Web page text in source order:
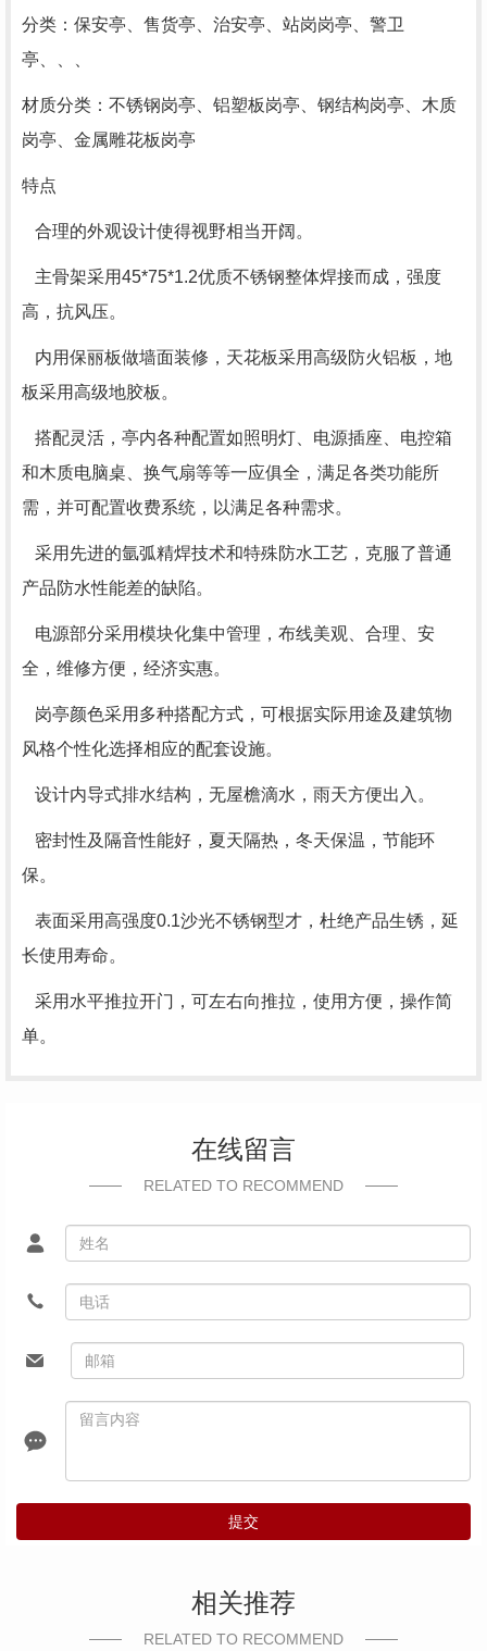
分类：保安亭、售货亭、治安亭、站岗岗亭、警卫
亭、、、
材质分类：不锈钢岗亭、铝塑板岗亭、钢结构岗亭、木质
岗亭、金属雕花板岗亭
特点
合理的外观设计使得视野相当开阔。
主骨架采用45*75*1.2优质不锈钢整体焊接而成，强度
高，抗风压。
内用保丽板做墙面装修，天花板采用高级防火铝板，地
板采用高级地胶板。
搭配灵活，亭内各种配置如照明灯、电源插座、电控箱
和木质电脑桌、换气扇等等一应俱全，满足各类功能所
需，并可配置收费系统，以满足各种需求。
采用先进的氩弧精焊技术和特殊防水工艺，克服了普通
产品防水性能差的缺陷。
电源部分采用模块化集中管理，布线美观、合理、安
全，维修方便，经济实惠。
岗亭颜色采用多种搭配方式，可根据实际用途及建筑物
风格个性化选择相应的配套设施。
设计内导式排水结构，无屋檐滴水，雨天方便出入。
密封性及隔音性能好，夏天隔热，冬天保温，节能环
保。
表面采用高强度0.1沙光不锈钢型才，杜绝产品生锈，延
长使用寿命。
采用水平推拉开门，可左右向推拉，使用方便，操作简
单。
在线留言
RELATED TO RECOMMEND
提交
相关推荐
RELATED TO RECOMMEND